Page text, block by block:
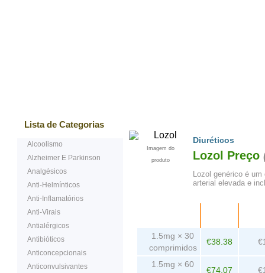
Lista de Categorias
Alcoolismo
Alzheimer E Parkinson
Analgésicos
Anti-Helmínticos
Anti-Inflamatórios
Anti-Virais
Antialérgicos
Antibióticos
Anticoncepcionais
Anticonvulsivantes
Imagem do
produto
Diuréticos
Lozol Preço
Lozol genérico é
arterial elevada e
1.5mg × 30
comprimidos
€38.38
1.5mg × 60
€74.07